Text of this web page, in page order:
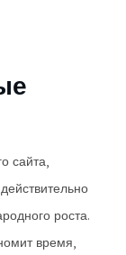
сайта,
роста.
время,